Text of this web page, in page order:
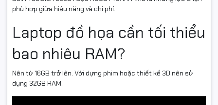
phù hợp giữa hiệu năng và chi phí.
Laptop đồ họa cần tối thiểu
bao nhiêu RAM?
Nên từ 16GB trở lên. Với dựng phim hoặc thiết kế 3D nên sử
dụng 32GB RAM.